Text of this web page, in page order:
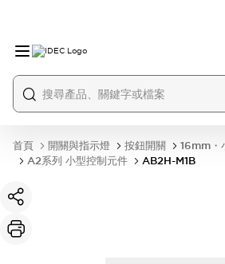
首頁 開關與指示燈 按鈕開關
16mm・
A2系列 小型控制元件
AB2H-M1B